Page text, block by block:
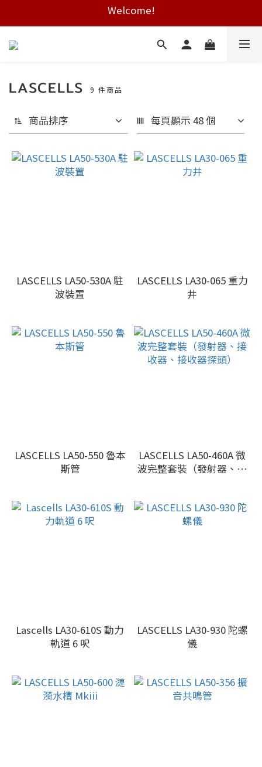
Free shipping on HK orders over $2000
Welcome!
LASCELLS 9 件商品
商品排序 每頁顯示 48 個
LASCELLS LA50-530A 駐
波裝置
LASCELLS LA30-065 重力
井
LASCELLS LA50-550 魯本
斯管
LASCELLS LA50-460A 微
波完整套裝（發射器、接
Lascells LA30-610S 動力
軌道 6 呎
LASCELLS LA30-930 陀螺
儀